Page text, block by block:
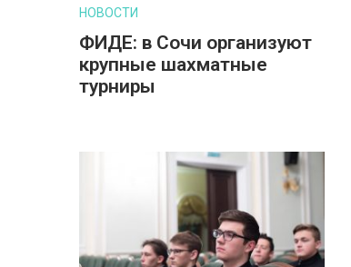
НОВОСТИ
ФИДЕ: в Сочи организуют
крупные шахматные
турниры